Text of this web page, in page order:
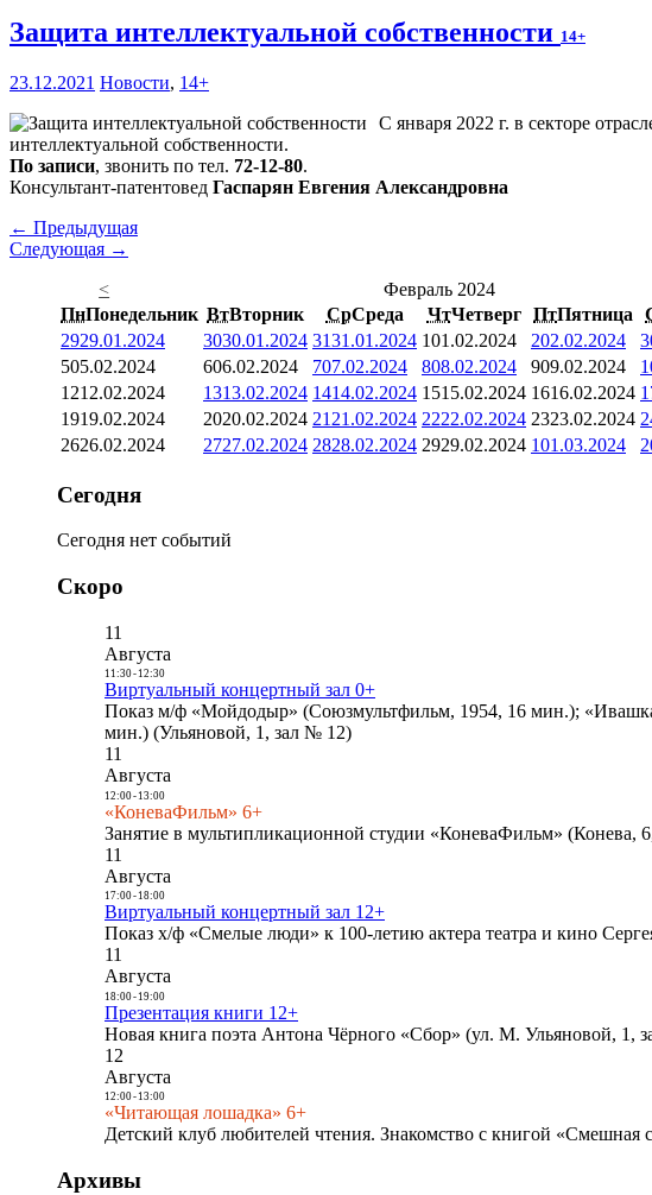
Защита интеллектуальной собственности 14+
23.12.2021 Новости, 14+
С января 2022 г. в секторе
интеллектуальной собственности.
По записи, звонить по тел. 72-12-80.
Консультант-патентовед Гаспарян Евгения Александровна
← Предыдущая
Следующая →
<
Февраль 2024
ПнПонедельник ВтВторник СрСреда ЧтЧетверг ПтПятница
2929.01.2024 3030.01.2024 3131.01.2024 101.02.2024 202.02.2024 3
505.02.2024 606.02.2024 707.02.2024 808.02.2024 909.02.2024
1212.02.2024 1313.02.2024 1414.02.2024 1515.02.2024 1616.02.2024
1919.02.2024 2020.02.2024 21 21.02.2024 2222.02.2024 2323.02.2024
2626.02.2024 2727.02.2024 2828.02.2024 2929.02.2024 101.03.2024 2
Сегодня
Сегодня нет событий
Скоро
11
Августа
11:30- 12:30
Виртуальный концертный зал 0+
Показ м/ф «Мойдодыр» (Союзмультфильм, 1954, 16 мин.);
мин.) (Ульяновой, 1, зал № 12)
11
Августа
12:00- 13:00
«КоневаФильм» 6+
Занятие в мультипликационной студии «КоневаФильм» (Конева,
11
Августа
17:00- 18:00
Виртуальный концертный зал 12+
Показ х/ф «Смелые люди» к 100-летию актера театра и кино
11
Августа
18:00- 19:00
Презентация книги 12+
Новая книга поэта Антона Чёрного «Сбор» (ул. М. Ульяновой, 1,
12
Августа
12:00- 13:00
«Читающая лошадка» 6+
Детский клуб любителей чтения. Знакомство с книгой «Смешная
Архивы